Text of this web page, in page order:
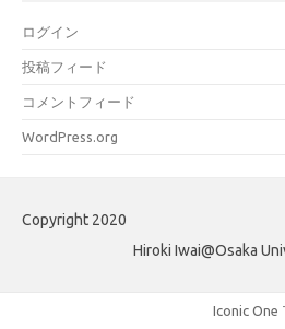
ログイン
投稿フィード
コメントフィード
WordPress.org
Copyright 2020
Hiroki Iwai@Osaka
Iconic One